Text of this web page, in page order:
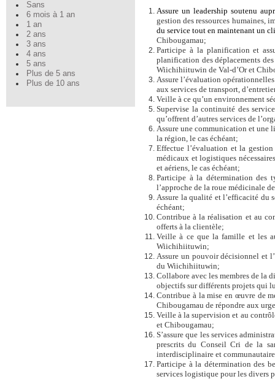
Sans
6 mois à 1 an
1 an
2 ans
3 ans
4 ans
5 ans
Plus de 5 ans
Plus de 10 ans
Assure un leadership soutenu
gestion des ressources
du service tout en maintenant un
Chibougamau;
Participe à la planification et
planification des déplacements
Wiichihiituwin de Val-d’Or et
Assure l’évaluation
aux services de transport,
Veille à ce qu’un environnement
Supervise la continuité des
qu’offrent d’autres services de
Assure une communication et une
la région, le cas échéant;
Effectue l’évaluation et la
médicaux et logistiques
et aériens, le cas échéant;
Participe à la détermination des
l’approche de la roue médicinale
Assure la qualité et l’efficacité du
échéant;
Contribue à la réalisation et au
offerts à la clientèle;
Veille à ce que la famille et les
Wiichihiituwin;
Assure un pouvoir décisionnel et
du Wiichihiituwin;
Collabore avec les membres de la
objectifs sur différents projets qui
Contribue à la mise en œuvre de
Chibougamau de répondre aux
Veille à la supervision et au
et Chibougamau;
S’assure que les services
prescrits du Conseil Cri de la
interdisciplinaire et
Participe à la détermination des
services logistique pour les divers